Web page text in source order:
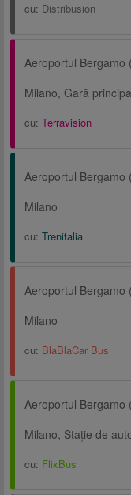
cu: Distribusion
Aeroportul Bergamo
Milano, Gară
cu: Terravision
Aeroportul Bergamo
Milano
cu: Trenitalia
Aeroportul Bergamo
Milano
cu: BlaBlaCar Bus
Aeroportul Bergamo
Milano, Staţie de
cu: FlixBus